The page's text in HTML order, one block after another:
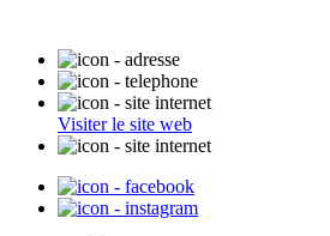
Visiter le site web